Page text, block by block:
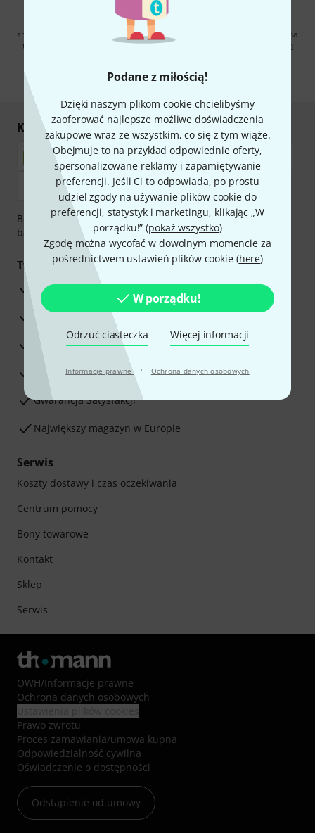
Podane z miłością!
Dzięki naszym plikom cookie chcielibyśmy
zaoferować najlepsze możliwe doświadczenia
zakupowe wraz ze wszystkim, co się z tym wiąże.
Obejmuje to na przykład odpowiednie oferty,
spersonalizowane reklamy i zapamiętywanie
preferencji. Jeśli Ci to odpowiada, po prostu
udziel zgody na używanie plików cookie do
preferencji, statystyk i marketingu, klikając „W
porządku!” (pokaż wszystko)
Zgodę można wycofać w dowolnym momencie za
pośrednictwem ustawień plików cookie (here)
W porządku!
Odrzuć ciasteczka Więcej informacji
Informacje prawne · Ochrona danych osobowych
Klikając na „Zapisz się teraz”, wyrażasz zgodę na otrzymywanie
materialów reklamowych przesyłanych drogą elektroniczną. Możesz
zrezygnować z subskrypcji w dowolnym momencie. Więcej informacji na
temat newslettera można znaleźć w naszych
wytycznych dotyczących
* Wymagany
Kupuj i płać bezpiecznie
Bezpieczna płatność przez Za pobraniem, Przelew
bankowy, PayPal, Blik lub Karta kredytowa.
Twoje korzyści
3-letnia Gwarancja Thomann
30-dniowa gwarancja zwrotu pieniędzy
Serwis Naprawczy
Porada naszych ekspertów
Gwarancja Satysfakcji
Największy magazyn w Europie
Serwis
Koszty dostawy i czas oczekiwania
Centrum pomocy
Bony towarowe
Kontakt
Sklep
Serwis
OWH/Informacje prawne
Ochrona danych osobowych
Prawo zwrotu
Proces zamawiania/umowa kupna
Odpowiedzialność cywilna
Oświadczenie o dostępności
Odstąpienie od umowy